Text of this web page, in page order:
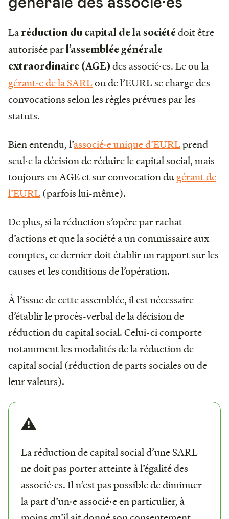
La réduction du capital de la sociétédoit être
autorisée parl’assemblée générale
extraordinaire (AGE)des associé·es. Le ou la
gérant·e de la SARLou de l’EURL se charge des
convocations selon les règles prévues par les
statuts.
Bien entendu, l’associé·e unique d’EURLprend
seul·e la décision de réduire le capital social, mais
toujours en AGE et sur convocation dugérant de
l’EURL(parfois lui-même).
De plus, si la réduction s’opère par rachat
d’actions et que la société a un commissaire aux
comptes, ce dernier doit établir un rapport sur les
causes et les conditions de l’opération.
À l’issue de cette assemblée, il est nécessaire
d’établir le procès-verbal de la décision de
réduction du capital social. Celui-ci comporte
notamment les modalités de la réduction de
capital social (réduction de parts sociales ou de
leur valeurs).
⚠️
La réduction de capital social d’une SARL
ne doit pas porter atteinte à l’égalité des
associé·es. Il n’est pas possible de diminuer
la part d’un·e associé·e en particulier, à